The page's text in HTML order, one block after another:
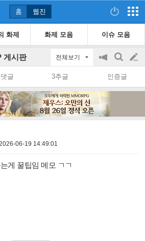
홈 웹진
화제 화제 모음 이슈 모음
게시판 전체보기
공
on/off
검
색
글
쓰
글 3추글 인증글
06-19 14:49:01
게 꿀팁임 메모 ㄱㄱ